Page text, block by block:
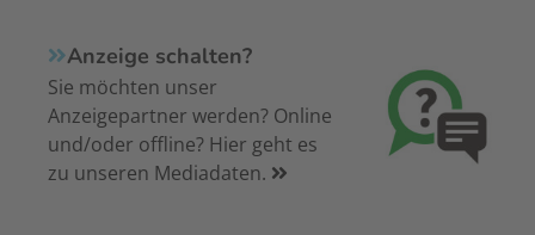
Anzeige schalten?
Sie möchten unser
Anzeigepartner werden? Online
und/oder offline? Hier geht es
zu unseren Mediadaten.